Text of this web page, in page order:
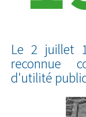
Le 2 juillet
reconnue
d'utilité